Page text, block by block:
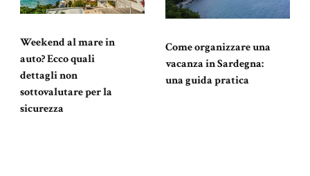
Weekend al mare in
auto? Ecco quali
dettagli non
sottovalutare per la
sicurezza
Come organizzare una
vacanza in Sardegna:
una guida pratica